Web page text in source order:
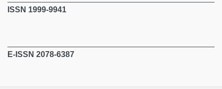
ISSN 1999-9941
E-ISSN 2078-6387